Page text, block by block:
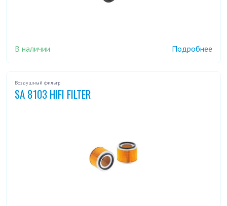
В наличии Подробнее
Воздушный фильтр
SA 8103 HIFI FILTER